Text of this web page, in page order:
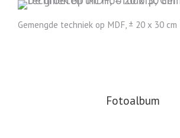
Gemengde techniek op MDF, ± 20 x 30 cm
Fotoalbum